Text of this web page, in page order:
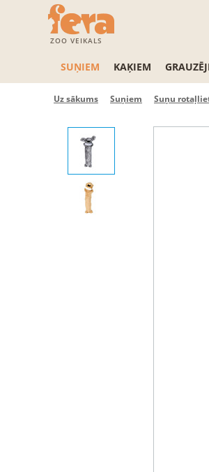
ZOO VEIKALS
SUŅIEM KAĶIEM
Uz sākums Suņiem Suņu